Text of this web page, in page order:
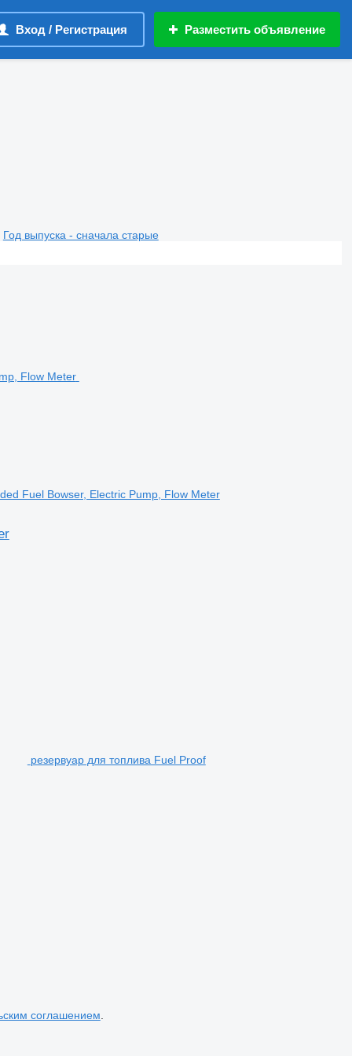
Вход / Регистрация Разместить объявление
Год выпуска - сначала старые
Fuel Bowser, Electric Pump, Flow Meter
резервуар для топлива Fuel Proof
соглашением